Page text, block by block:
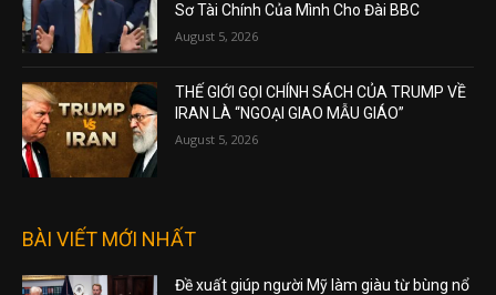
Sơ Tài Chính Của Mình Cho Đài BBC
August 5, 2026
THẾ GIỚI GỌI CHÍNH SÁCH CỦA TRUMP VỀ
IRAN LÀ “NGOẠI GIAO MẪU GIÁO”
August 5, 2026
BÀI VIẾT MỚI NHẤT
Đề xuất giúp người Mỹ làm giàu từ bùng nổ